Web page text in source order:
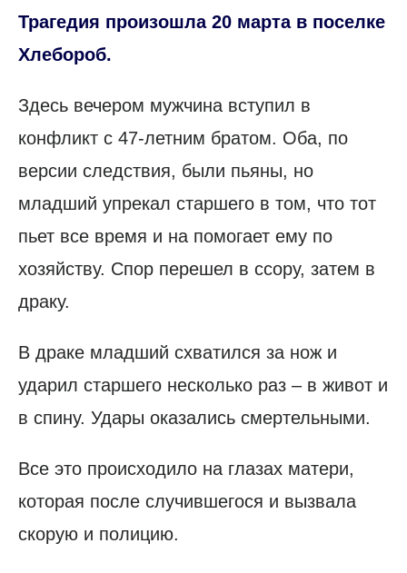
Трагедия произошла 20 марта в поселке
Хлебороб.
Здесь вечером мужчина вступил в
конфликт с 47-летним братом. Оба, по
версии следствия, были пьяны, но
младший упрекал старшего в том, что тот
пьет все время и на помогает ему по
хозяйству. Спор перешел в ссору, затем в
драку.
В драке младший схватился за нож и
ударил старшего несколько раз – в живот и
в спину. Удары оказались смертельными.
Все это происходило на глазах матери,
которая после случившегося и вызвала
скорую и полицию.